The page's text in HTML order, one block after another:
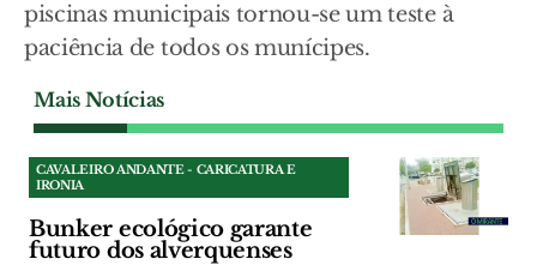
piscinas municipais tornou-se um teste à
paciência de todos os munícipes.
Mais Notícias
CAVALEIRO ANDANTE - CARICATURA E
IRONIA
Bunker ecológico garante
futuro dos alverquenses